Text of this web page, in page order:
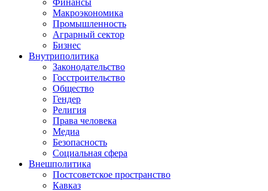
Финансы
Макроэкономика
Промышленность
Аграрный сектор
Бизнес
Внутриполитика
Законодательство
Госстроительство
Общество
Гендер
Религия
Права человека
Медиа
Безопасность
Социальная сфера
Внешполитика
Постсоветское пространство
Кавказ